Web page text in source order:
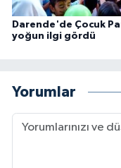
Darende'de Çocuk
yoğun ilgi gördü
Yorumlar